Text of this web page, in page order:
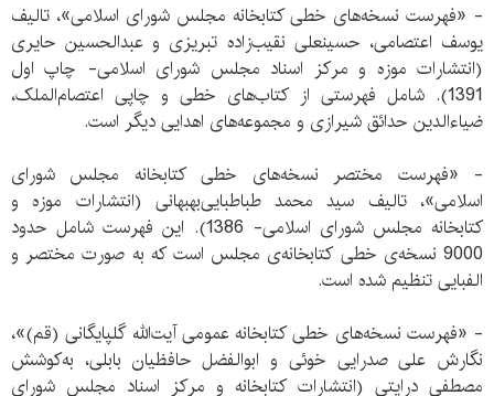
- «فهرست نسخه‌های خطی کتابخانه مجلس شورای اسلامی»، تالیف
یوسف اعتصامی، حسینعلی نقیب‌زاده تبریزی و عبدالحسین حایری
(انتشارات موزه و مرکز اسناد مجلس شورای اسلامی- چاپ اول
1391). شامل فهرستی از کتاب‌های خطی و چاپی اعتصام‌الملک،
ضیاء‌الدین حدائق شیرازی و مجموعه‌های اهدایی دیگر است.
- «فهرست مختصر نسخه‌های خطی کتابخانه مجلس شورای
اسلامی»، تالیف سید محمد طباطبایی‌بهبهانی (انتشارات موزه و
کتابخانه مجلس شورای اسلامی- 1386). این فهرست شامل حدود
9000 نسخه‌ی خطی کتابخانه‌ی مجلس است که به صورت مختصر و
الفبایی تنظیم شده است.
- «فهرست نسخه‌های خطی کتابخانه عمومی آیت‌الله گلپایگانی (قم)»،
نگارش علی صدرایی خوئی و ابوالفضل حافظیان بابلی، به‌کوشش
مصطفی درایتی (انتشارات کتابخانه و مرکز اسناد مجلس شورای